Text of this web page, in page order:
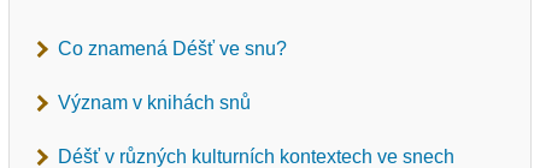
Co znamená Déšť ve snu?
Význam v knihách snů
Déšť v různých kulturních kontextech ve snech